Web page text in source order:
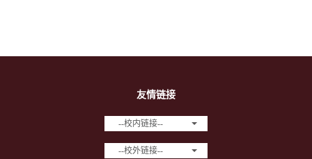
友情链接
--校内链接--
--校外链接--